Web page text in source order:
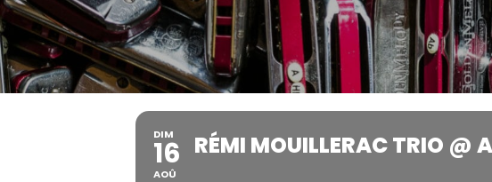
DIM
16
AOÛ
RÉMI MOUILLERAC TRIO @